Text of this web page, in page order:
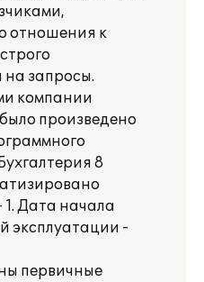
отношения к
на запросы.
компании
произведено
8
1. Дата начала
эксплуатации -
первичные